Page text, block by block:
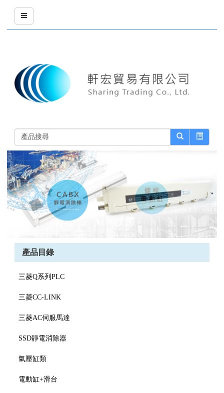
產品目錄
三菱Q系列PLC
三菱CC-LINK
三菱AC伺服馬達
SSD靜電消除器
氣壓缸類
電動缸+滑台